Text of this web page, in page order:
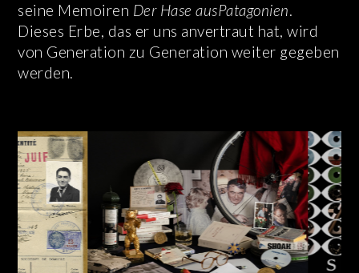
seine Memoiren Der Hase ausPatagonien.
Dieses Erbe, das er uns anvertraut hat, wird
von Generation zu Generation weiter gegeben
werden.